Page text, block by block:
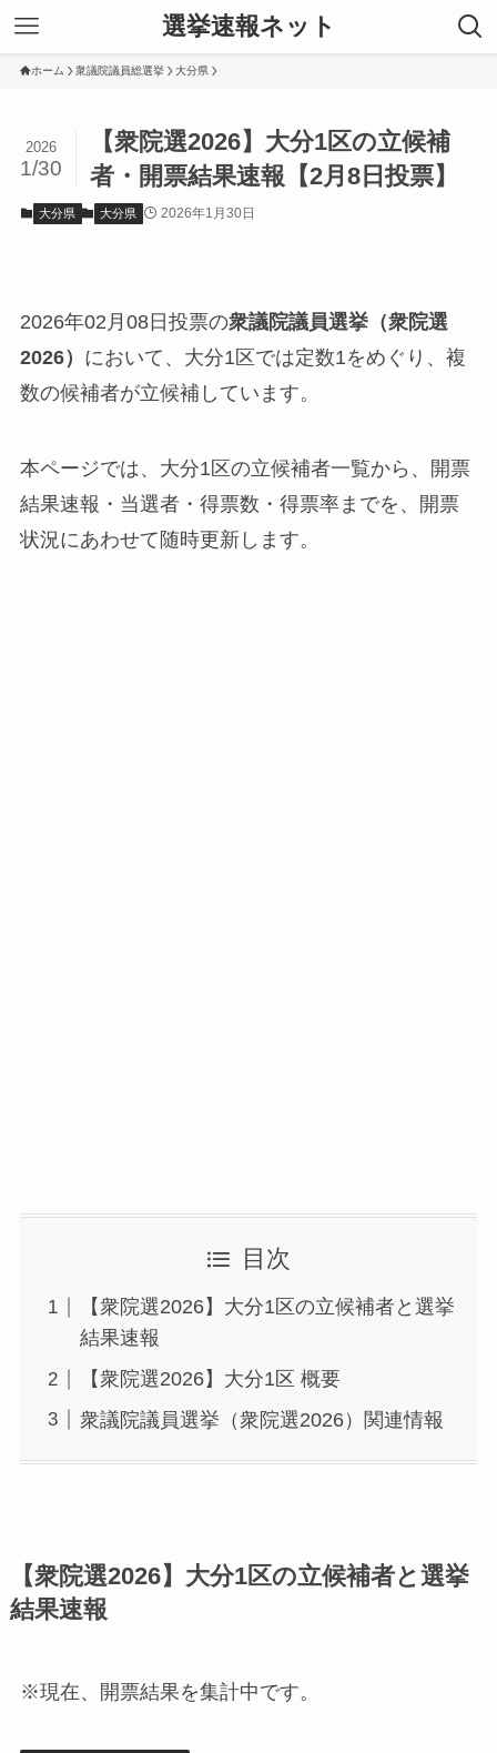
選挙速報ネット
ホーム 衆議院議員総選挙 大分県
【衆院選2026】大分1区の立候補
者・開票結果速報【2月8日投票】
2026
1/30
大分県 大分県 2026年1月30日
2026年02月08日投票の衆議院議員選挙（衆院選
2026） において、大分1区では定数1をめぐり、複
数の候補者が立候補しています。
本ページでは、大分1区の立候補者一覧から、開票
結果速報・当選者・得票数・得票率までを、開票
状況にあわせて随時更新します。
目次
【衆院選2026】大分1区の立候補者と選挙
結果速報
【衆院選2026】大分1区 概要
衆議院議員選挙（衆院選2026）関連情報
【衆院選2026】大分1区の立候補者と選挙
結果速報
※現在、開票結果を集計中です。